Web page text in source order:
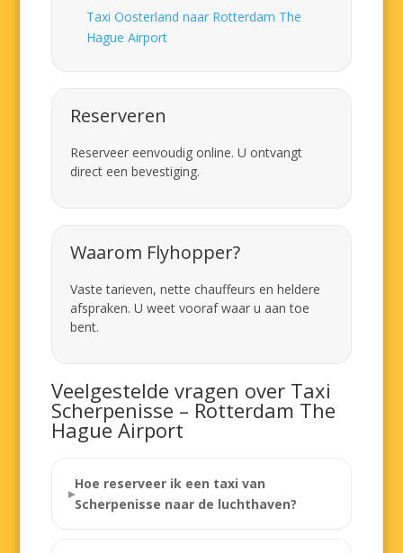
Taxi Oosterland naar Rotterdam The
Hague Airport
Reserveren
Reserveer eenvoudig online. U ontvangt
direct een bevestiging.
Waarom Flyhopper?
Vaste tarieven, nette chauffeurs en heldere
afspraken. U weet vooraf waar u aan toe
bent.
Veelgestelde vragen over Taxi
Scherpenisse – Rotterdam The
Hague Airport
Hoe reserveer ik een taxi van
Scherpenisse naar de luchthaven?